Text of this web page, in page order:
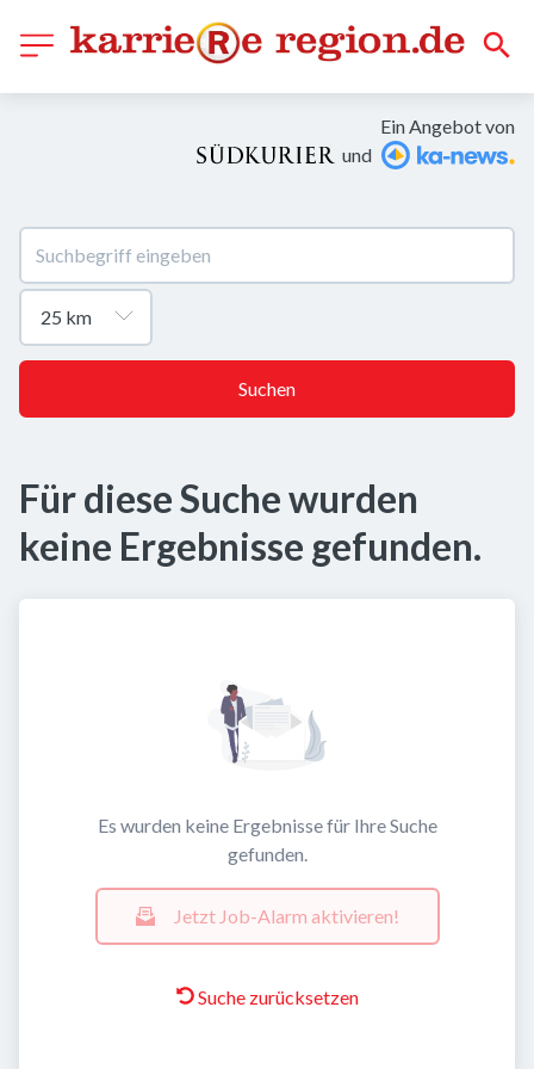
Ein Angebot von
und
Suchen
Für diese Suche wurden
keine Ergebnisse gefunden.
Es wurden keine Ergebnisse für Ihre Suche
gefunden.
Jetzt Job-Alarm aktivieren!
Suche zurücksetzen